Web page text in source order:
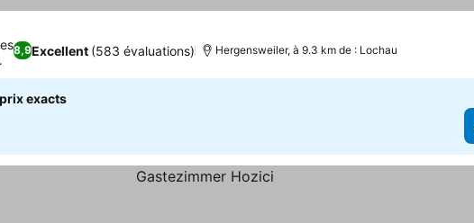
8,9Excellent (583 évaluations) Hergensweiler, à 9.3 km de : Lochau
exacts